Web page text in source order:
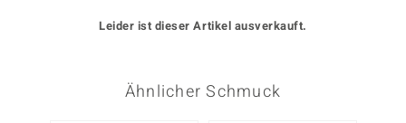
Leider ist dieser Artikel ausverkauft.
Ähnlicher Schmuck